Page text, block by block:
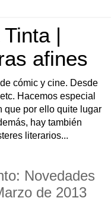
|
afines
cómic y cine. Desde
Hacemos especial
que por ello quite lugar
hay también
literarios...
Novedades
de 2013